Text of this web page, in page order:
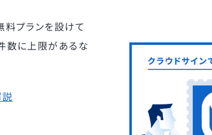
料プランを設けて
数に上限があるな